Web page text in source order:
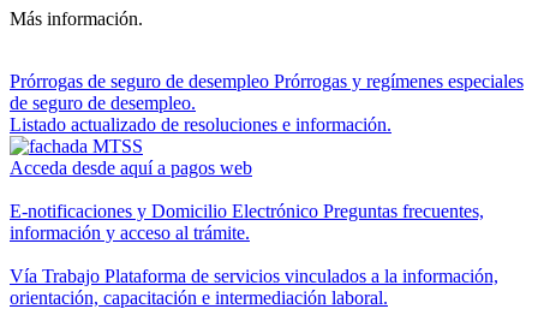
Más información.
Prórrogas de seguro de desempleo Prórrogas y regímenes especiales
de seguro de desempleo.
Listado actualizado de resoluciones e información.
Acceda desde aquí a pagos web
E-notificaciones y Domicilio Electrónico Preguntas frecuentes,
información y acceso al trámite.
Vía Trabajo Plataforma de servicios vinculados a la información,
orientación, capacitación e intermediación laboral.